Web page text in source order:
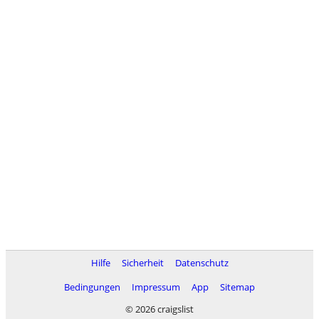
Hilfe Sicherheit
Datenschutz
Bedingungen
Impressum App
Sitemap
© 2026 craigslist